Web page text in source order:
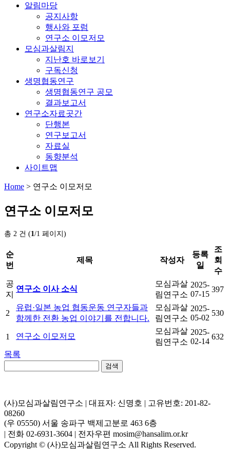
알림마당
공지사항
행사와 포럼
연구소 이모저모
모심과살림지
지난호 바로보기
구독신청
생명협동연구
생명협동연구 공모
결과보고서
연구소자료곳간
단행본
연구보고서
자료실
동향분석
사이트맵
Home > 연구소 이모저모
연구소 이모저모
총 2 건 (1/1 페이지)
순
번
제목 작성자
등록
일
조
회
수
공
지
연구소 이사 소식
모심과살
림연구소
2025-
07-15
397
2
유럽·일본 농업 협동운동 연구자들과
함께한 전환 농업 이야기를 전합니다.
모심과살
림연구소
2025-
05-02
530
1 연구소 이모저모
모심과살
림연구소
2025-
02-14
632
목록
검색
(사)모심과살림연구소 | 대표자: 신명호 | 고유번호: 201-82-
08260
(우 05550) 서울 송파구 백제고분로 463 6층
| 전화 02-6931-3604 | 전자우편 mosim@hansalim.or.kr
Copyright © (사)모심과살림연구소 All Rights Reserved.